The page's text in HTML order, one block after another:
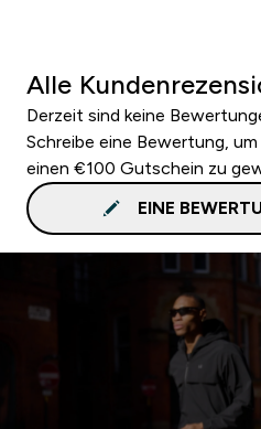
Alle
Derzeit sind keine
Schreibe eine Bewertung, um
einen €100 Gutschein zu
EINE